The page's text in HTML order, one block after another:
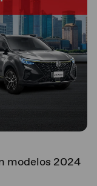
modelos 2024